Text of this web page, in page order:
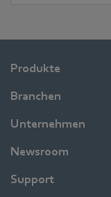
Produkte
Branchen
Unternehmen
Newsroom
Support